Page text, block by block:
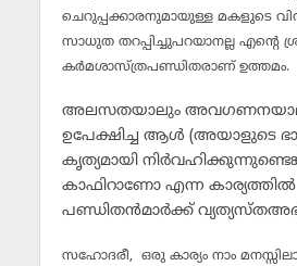
ചെറുപ്പക്കാരനുമായുള്ള മകളുടെ
സാധുത തറപ്പിച്ചുപറയാനല്ല എന്റെ
കര്‍മശാസ്ത്രപണ്ഡിതരാണ് ഉത്തമം.
അലസതയാലും
ഉപേക്ഷിച്ച ആള്‍ (അയാളുടെ
കൃത്യമായി
കാഫിറാണോ എന്ന കാര്യത്തില്‍
പണ്ഡിതന്‍മാര്‍ക്ക്
സഹോദരീ, ഒരു കാര്യം നാം